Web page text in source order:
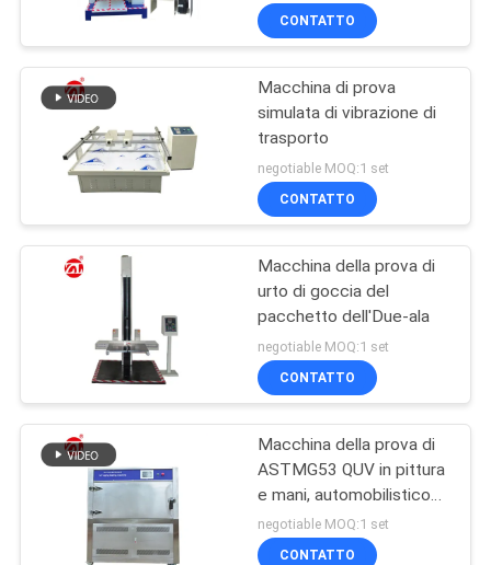
schermo unico del
computer
CONTATTO
Macchina di prova
simulata di vibrazione di
trasporto
negotiable MOQ:1 set
CONTATTO
Macchina della prova di
urto di goccia del
pacchetto dell'Due-ala
negotiable MOQ:1 set
CONTATTO
Macchina della prova di
ASTMG53 QUV in pittura
e mani, automobilistico
UV, plastica ecc
negotiable MOQ:1 set
CONTATTO